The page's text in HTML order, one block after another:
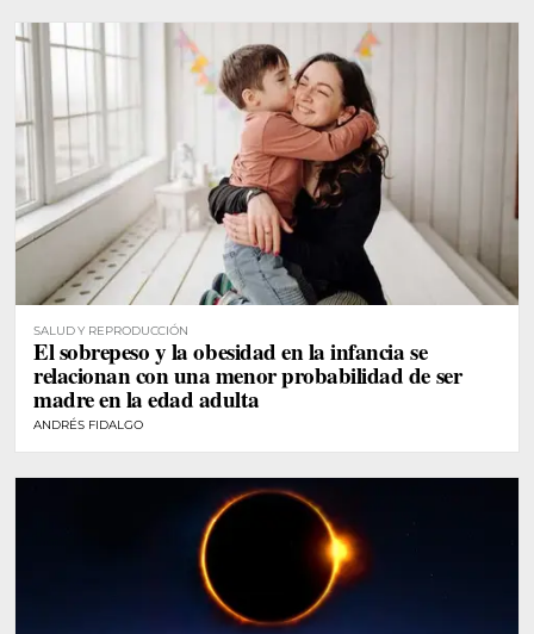
SALUD Y REPRODUCCIÓN
El sobrepeso y la obesidad en la infancia se
relacionan con una menor probabilidad de ser
madre en la edad adulta
ANDRÉS FIDALGO